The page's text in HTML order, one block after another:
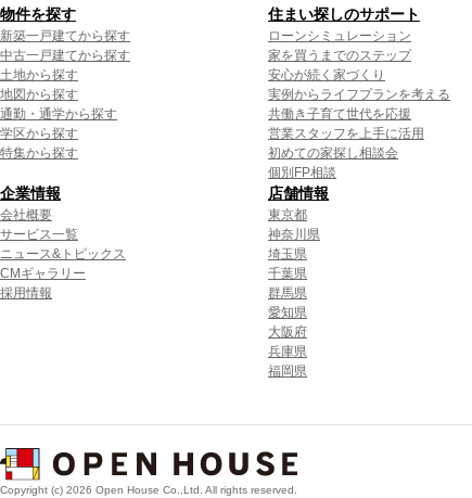
物件を探す
新築一戸建てから探す
中古一戸建てから探す
土地から探す
地図から探す
通勤・通学から探す
学区から探す
特集から探す
住まい探しのサポート
ローンシミュレーション
家を買うまでのステップ
安心が続く家づくり
実例からライフプランを考える
共働き子育て世代を応援
営業スタッフを上手に活用
初めての家探し相談会
個別FP相談
企業情報
会社概要
サービス一覧
ニュース&トピックス
CMギャラリー
採用情報
店舗情報
東京都
神奈川県
埼玉県
千葉県
群馬県
愛知県
大阪府
兵庫県
福岡県
Copyright (c) 2026 Open House Co.,Ltd. All rights reserved.